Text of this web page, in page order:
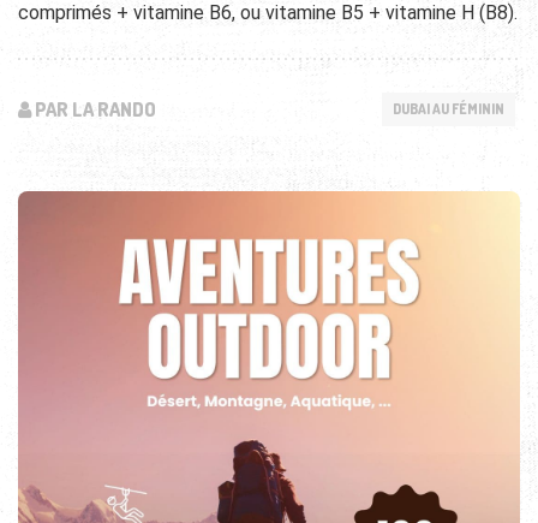
comprimés + vitamine B6, ou vitamine B5 + vitamine H (B8).
PAR LA RANDO DUBAI AU FÉMININ